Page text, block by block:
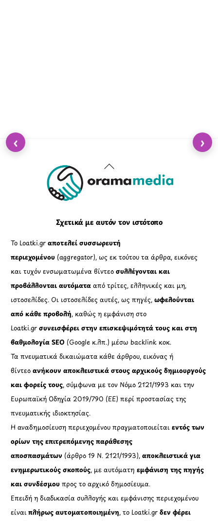
Back
To
Σχετικά με αυτόν τον ιστότοπο
Το Loatki.grαποτελεί συσσωρευτή
περιεχομένου (aggregator), ως εκ τούτου τα άρθρα, εικόνες
και τυχόν ενσωματωμένα βίντεοσυλλέγονται και
προβάλλονται αυτόματααπό τρίτες, ελληνικές και μη,
ιστοσελίδες. Οι ιστοσελίδες αυτές, ως πηγές,ωφελούνται
από κάθε προβολή, καθώς η εμφάνιση στο
Loatki.gr συνεισφέρει στην επισκεψιμότητά τους και στη
βαθμολογία SEO (Google κ.λπ.) μέσω backlink κοκ.
Τα πνευματικά δικαιώματα κάθε άρθρου, εικόνας ή
βίντεοανήκουν αποκλειστικά στους αρχικούς δημιουργούς
και φορείς τους, σύμφωνα με τον Νόμο 2121/1993 και την
Ευρωπαϊκή Οδηγία 2019/790 (ΕΕ) περί προστασίας της
πνευματικής ιδιοκτησίας.
Η αναδημοσίευση περιεχομένου πραγματοποιείταιεντός των
ορίων της επιτρεπόμενης παράθεσης
αποσπασμάτων (άρθρο 19 Ν. 2121/1993), αποκλειστικά για
ενημερωτικούς σκοπούς, με αυτόματηεμφάνιση της πηγής
και συνδέσμου προς το αρχικό δημοσίευμα.
Επειδή η διαδικασία συλλογής και εμφάνισης περιεχομένου
είναιπλήρως αυτοματοποιημένη, το Loatki.grδεν φέρει
‹ ›